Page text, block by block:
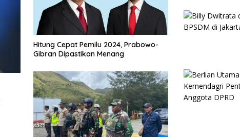
Hitung Cepat Pemilu 2024, Prabowo-
Gibran Dipastikan Menang